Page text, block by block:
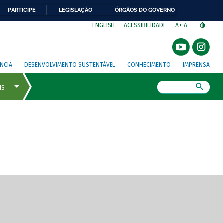
PARTICIPE LEGISLAÇÃO ÓRGÃOS DO GOVERNO
ENGLISH ACESSIBILIDADE A+ A-
DESENVOLVIMENTO SUSTENTÁVEL CONHECIMENTO IMPRENSA
de tela